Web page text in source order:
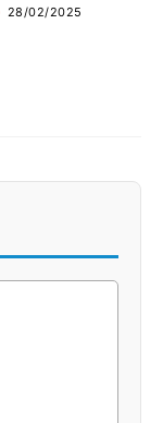
28/02/2025